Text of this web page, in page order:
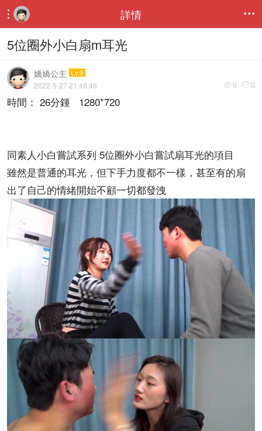
 詳情 
5位圈外小白扇m耳光
嬌嬌公主 Lv.9
 0  0
2022-5-27 21:46:46
時間： 26分鍾 1280*720
同素人小白嘗試系列 5位圈外小白嘗試扇耳光的項目
雖然是普通的耳光，但下手力度都不一樣，甚至有的扇
出了自己的情緒開始不顧一切都發洩